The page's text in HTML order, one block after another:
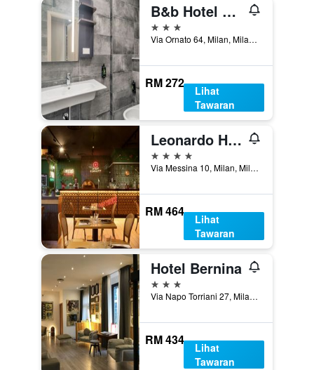
B&b Hotel Milano Ornato
3 bintang
Via Ornato 64, Milan, Milano, Itali
RM 272
Lihat
Tawaran
Leonardo Hotel Milan City Center
4 bintang
Via Messina 10, Milan, Milano, Itali
RM 464
Lihat
Tawaran
Hotel Bernina
3 bintang
Via Napo Torriani 27, Milan, Milano, Itali
RM 434
Lihat
Tawaran